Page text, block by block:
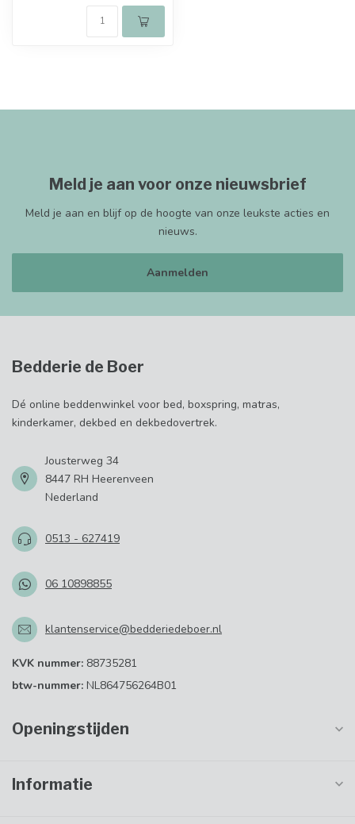
Meld je aan voor onze nieuwsbrief
Meld je aan en blijf op de hoogte van onze leukste acties en
nieuws.
Aanmelden
Bedderie de Boer
Dé online beddenwinkel voor bed, boxspring, matras,
kinderkamer, dekbed en dekbedovertrek.
Jousterweg 34
8447 RH Heerenveen
Nederland
0513 - 627419
06 10898855
klantenservice@bedderiedeboer.nl
KVK nummer: 88735281
btw-nummer: NL864756264B01
Openingstijden
Informatie